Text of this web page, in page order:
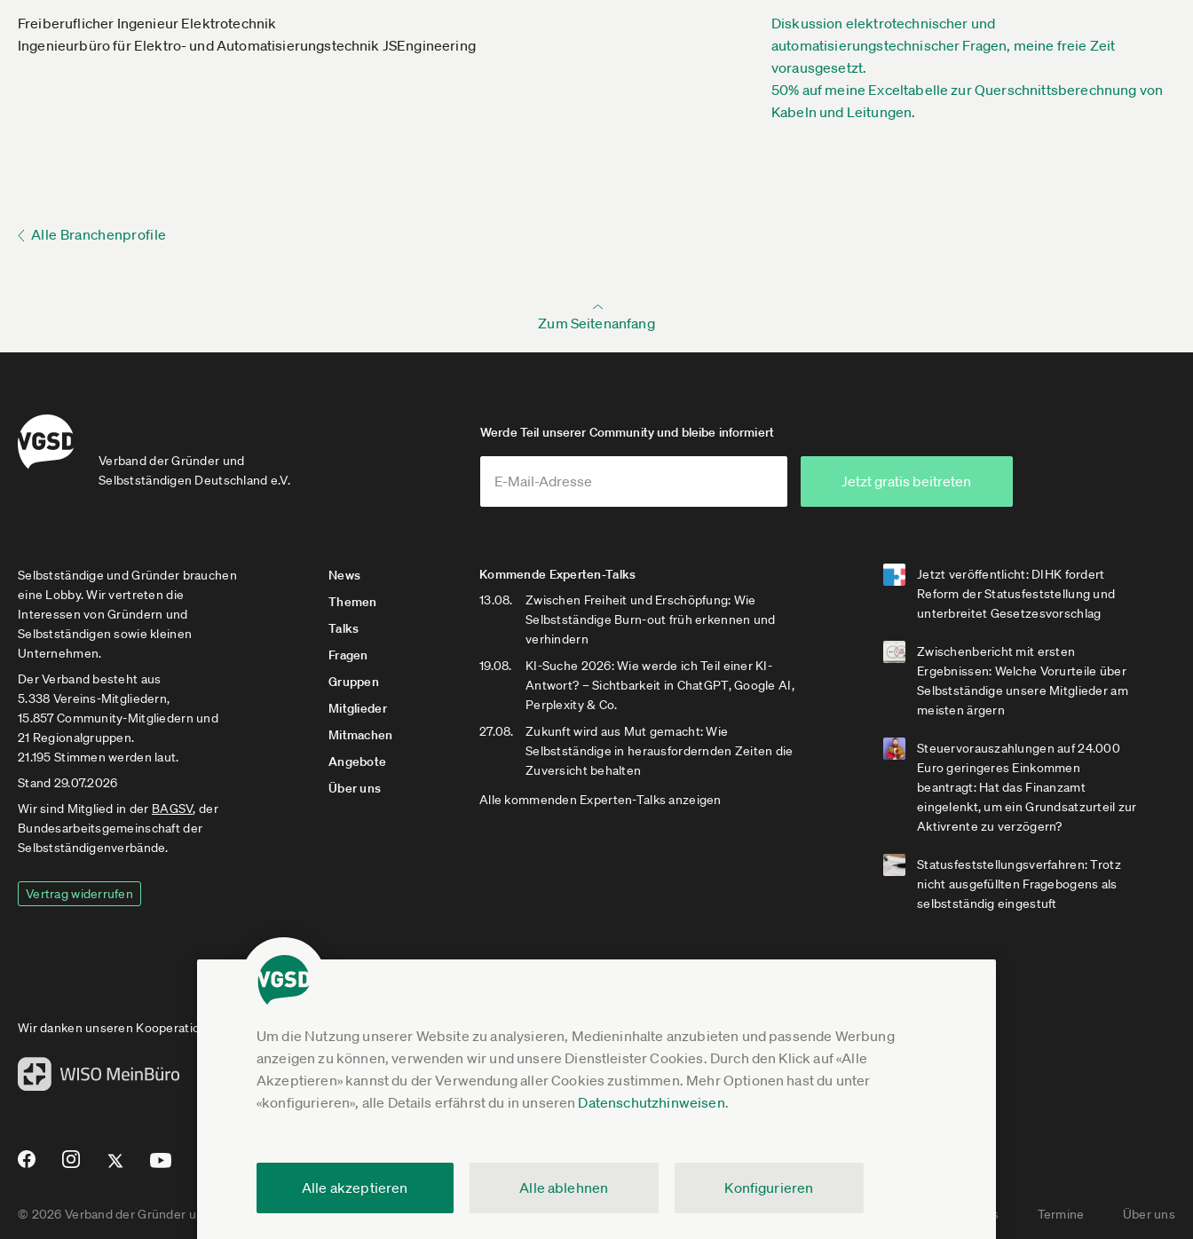
Um die Nutzung unserer Website zu analysieren, Medieninhalte anzubieten und passende Werbung
anzeigen zu können, verwenden wir und unsere Dienstleister Cookies. Durch den Klick auf «Alle
Akzeptieren» kannst du der Verwendung aller Cookies zustimmen. Mehr Optionen hast du unter
«konfigurieren», alle Details erfährst du in unseren Datenschutzhinweisen.
Alle akzeptieren Alle ablehnen Konfigurieren
Freiberuflicher Ingenieur Elektrotechnik
Ingenieurbüro für Elektro- und Automatisierungstechnik JSEngineering
Diskussion elektrotechnischer und
automatisierungstechnischer Fragen, meine freie Zeit
vorausgesetzt.
50% auf meine Exceltabelle zur Querschnittsberechnung von
Kabeln und Leitungen.
Alle Branchenprofile
Zum Seitenanfang
Verband der Gründer und
Selbstständigen Deutschland e.V.
Werde Teil unserer Community und bleibe informiert
Jetzt gratis beitreten
Selbstständige und Gründer brauchen
eine Lobby. Wir vertreten die
Interessen von Gründern und
Selbstständigen sowie kleinen
Unternehmen.
Der Verband besteht aus
5.338 Vereins-Mitgliedern,
15.857 Community-Mitgliedern und
21 Regionalgruppen.
21.195 Stimmen werden laut.
Stand 29.07.2026
Wir sind Mitglied in der BAGSV, der
Bundesarbeitsgemeinschaft der
Selbstständigenverbände.
Vertrag widerrufen
News
Themen
Talks
Fragen
Gruppen
Mitglieder
Mitmachen
Angebote
Über uns
Kommende Experten-Talks
13.08.
Zwischen Freiheit und Erschöpfung: Wie
Selbstständige Burn-out früh erkennen und
verhindern
19.08.
KI-Suche 2026: Wie werde ich Teil einer KI-
Antwort? – Sichtbarkeit in ChatGPT, Google AI,
Perplexity & Co.
27.08.
Zukunft wird aus Mut gemacht: Wie
Selbstständige in herausfordernden Zeiten die
Zuversicht behalten
Alle kommenden Experten-Talks anzeigen
Jetzt veröffentlicht: DIHK fordert
Reform der Statusfeststellung und
unterbreitet Gesetzesvorschlag
Zwischenbericht mit ersten
Ergebnissen: Welche Vorurteile über
Selbstständige unsere Mitglieder am
meisten ärgern
Steuervorauszahlungen auf 24.000
Euro geringeres Einkommen
beantragt: Hat das Finanzamt
eingelenkt, um ein Grundsatzurteil zur
Aktivrente zu verzögern?
Statusfeststellungsverfahren: Trotz
nicht ausgefüllten Fragebogens als
selbstständig eingestuft
Wir danken unseren Kooperationspartnern
© 2026 Verband der Gründer und Selbstständigen Deutschland e.V. Jobs Termine Über uns